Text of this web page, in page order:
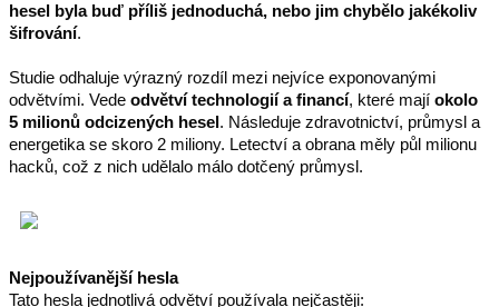
hesel byla buď příliš jednoduchá, nebo jim chybělo jakékoliv
šifrování.
Studie odhaluje výrazný rozdíl mezi nejvíce exponovanými
odvětvími. Vede odvětví technologií a financí, které mají okolo
5 milionů odcizených hesel . Následuje zdravotnictví, průmysl a
energetika se skoro 2 miliony. Letectví a obrana měly půl milionu
hacků, což z nich udělalo málo dotčený průmysl.
Nejpoužívanější hesla
Tato hesla jednotlivá odvětví používala nejčastěji: